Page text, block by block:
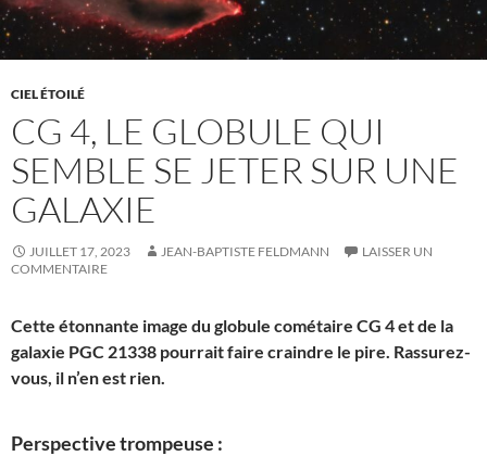
CIEL ÉTOILÉ
CG 4, LE GLOBULE QUI
SEMBLE SE JETER SUR UNE
GALAXIE
JUILLET 17, 2023 JEAN-BAPTISTE FELDMANN
LAISSER UN
COMMENTAIRE
Cette étonnante image du globule cométaire CG 4 et de la
galaxie PGC 21338 pourrait faire craindre le pire. Rassurez-
vous, il n’en est rien.
Perspective trompeuse :